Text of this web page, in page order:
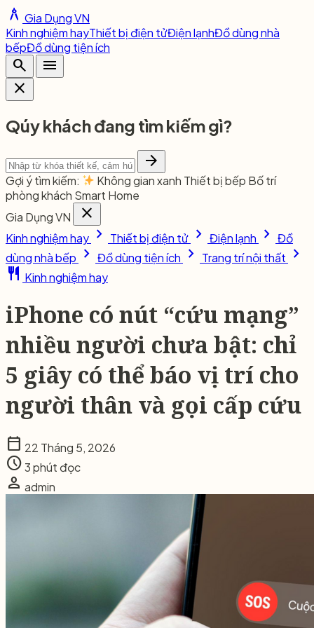
architecture Gia Dụng VN
Kinh nghiệm hayThiết bị điện tửĐiện lạnhĐồ dùng nhà
bếpĐồ dùng tiện ích
search
menu
close
Qúy khách đang tìm kiếm gì?
arrow_forward
Gợi ý tìm kiếm: Không gian xanh Thiết bị bếp Bố trí
phòng khách Smart Home
Gia Dụng VN
close
Kinh nghiệm hay chevron_right Thiết bị điện tử chevron_right Điện lạnh chevron_right Đồ
dùng nhà bếp chevron_right Đồ dùng tiện ích chevron_right Trang trí nội thất chevron_right
restaurant Kinh nghiệm hay
iPhone có nút “cứu mạng”
nhiều người chưa bật: chỉ
5 giây có thể báo vị trí cho
người thân và gọi cấp cứu
calendar_today 22 Tháng 5, 2026
schedule3 phút đọc
person admin